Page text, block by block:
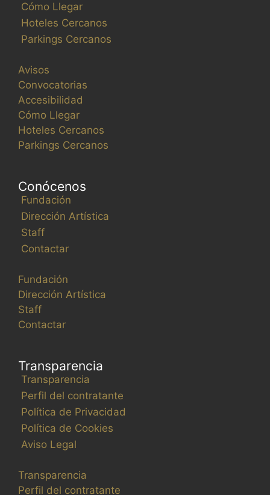
Cómo Llegar
Hoteles Cercanos
Parkings Cercanos
Avisos
Convocatorias
Accesibilidad
Cómo Llegar
Hoteles Cercanos
Parkings Cercanos
Conócenos
Fundación
Dirección Artística
Staff
Contactar
Fundación
Dirección Artística
Staff
Contactar
Transparencia
Transparencia
Perfil del contratante
Política de Privacidad
Política de Cookies
Aviso Legal
Transparencia
Perfil del contratante